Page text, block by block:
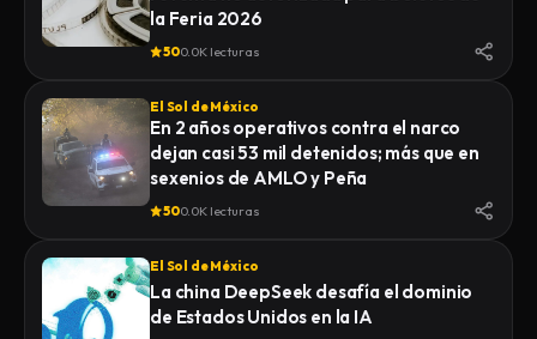
la Feria 2026
500.0K lecturas
El Sol de México
En 2 años operativos contra el narco
dejan casi 53 mil detenidos; más que en
sexenios de AMLO y Peña
500.0K lecturas
El Sol de México
La china DeepSeek desafía el dominio
de Estados Unidos en la IA